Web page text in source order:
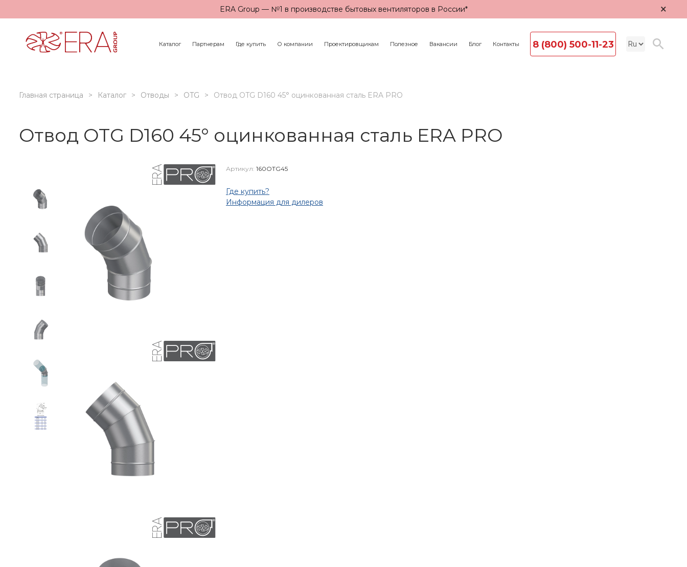
ERA Group — №1 в производстве бытовых вентиляторов в России* ×
Каталог Партнерам Где купить О компании Проектировщикам Полезное Вакансии Блог Контакты 8 (800) 500-11-23
Главная страница Каталог Отводы OTG Отвод OTG D160 45° оцинкованная сталь ERA PRO
Отвод OTG D160 45° оцинкованная сталь ERA PRO
Артикул: 160OTG45
Где купить?
Информация для дилеров